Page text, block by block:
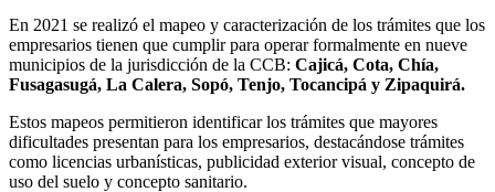
En 2021 se realizó el mapeo y caracterización de los trámites que los
empresarios tienen que cumplir para operar formalmente en nueve
municipios de la jurisdicción de la CCB: Cajicá, Cota, Chía,
Fusagasugá, La Calera, Sopó, Tenjo, Tocancipá y Zipaquirá.
Estos mapeos permitieron identificar los trámites que mayores
dificultades presentan para los empresarios, destacándose trámites
como licencias urbanísticas, publicidad exterior visual, concepto de
uso del suelo y concepto sanitario.